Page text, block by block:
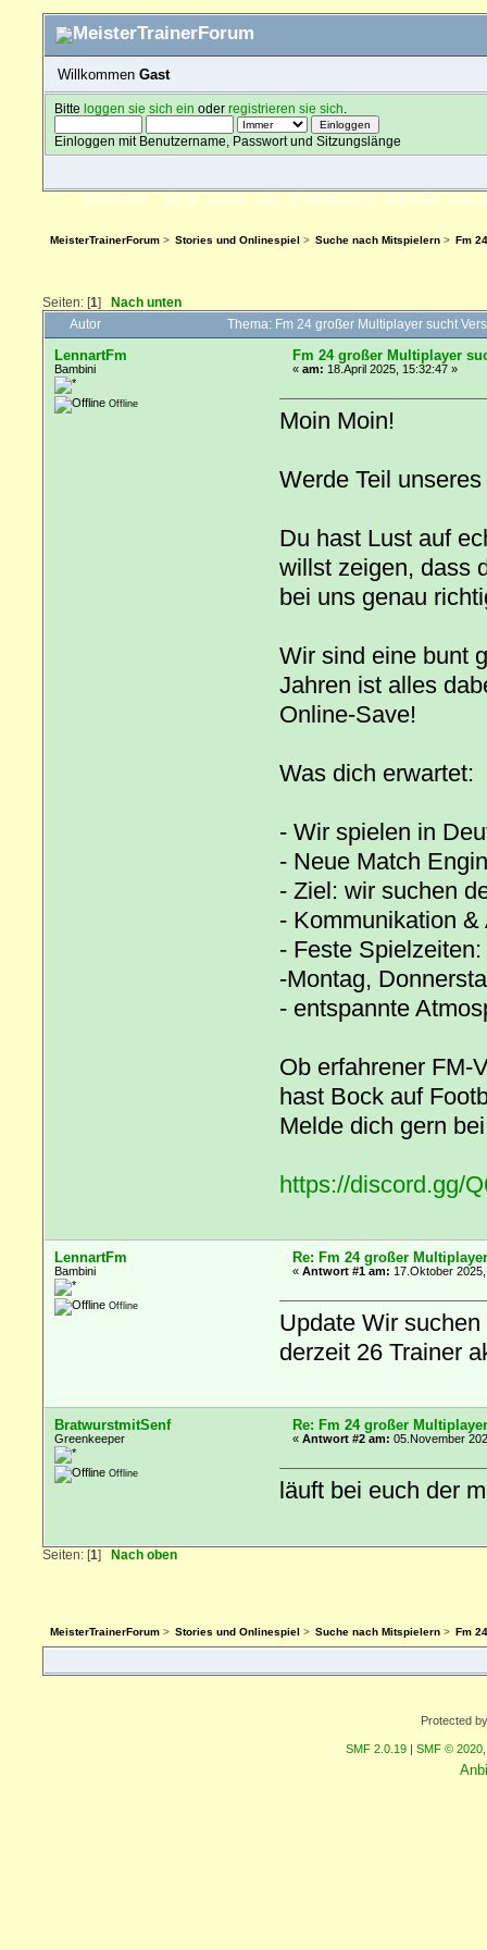
Willkommen Gast
Bitteloggen sie sich ein oderregistrieren sie sich
Einloggen mit Benutzername, Passwort und Sitzungslänge
ÜBERSICHT HILFE SUCHE FAQ FORENREGELN SPENDEN
MeisterTrainerForum> Stories und Onlinespiel > Suche nach Mitspielern> Fm
Seiten: [1] Nach unten
Autor Thema: Fm 24 großer Multiplayer sucht
LennartFm
Bambini
Offline
Fm 24 großer Multiplayer
«am: 18.April 2025, 15:32:47 »
Moin Moin!
Werde Teil
Du hast Lust auf
willst zeigen, dass
bei uns genau
Wir sind eine bunt
Jahren ist alles
Online-Save!
Was dich erwartet:
- Wir spielen in
- Neue Match
- Ziel: wir suchen
- Kommunikation
- Feste Spielzeiten:
-Montag,
- entspannte
Ob erfahrener FM-
hast Bock auf
Melde dich gern
https://discord.gg/
LennartFm
Bambini
Offline
Re: Fm 24 großer
«Antwort #1 am: 17.Oktober
Update Wir
derzeit 26 Trainer
BratwurstmitSenf
Greenkeeper
Offline
Re: Fm 24 großer
«Antwort #2 am: 05.November
läuft bei euch der
Seiten: [1] Nach oben
MeisterTrainerForum> Stories und Onlinespiel > Suche nach Mitspielern> Fm
Protected
SMF 2.0.19 | SMF © 2020